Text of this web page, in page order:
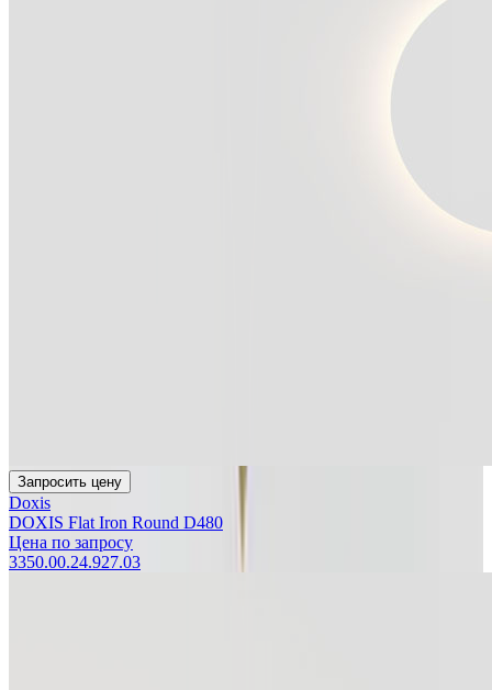
Запросить цену
Doxis
DOXIS Flat Iron Round D480
Цена по запросу
3350.00.24.927.03